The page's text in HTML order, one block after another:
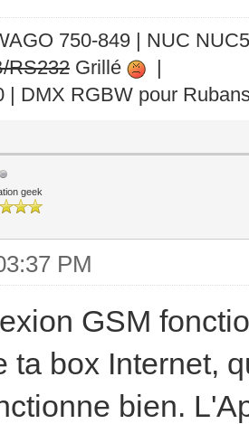
750-849 | NUC
RS232 Grillé
|
| DMX RGBW pour
geek
PM
GSM
ta box Internet,
bien.